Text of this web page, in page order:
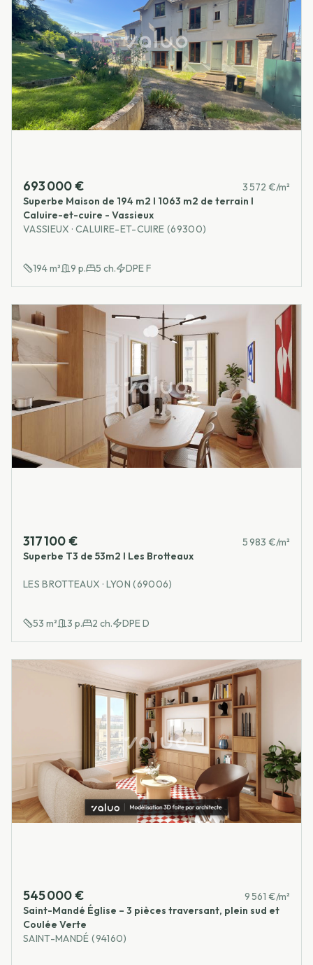
693 000 €
3 572 €/m²
Superbe Maison de 194 m2 I 1063 m2 de terrain I
Caluire-et-cuire - Vassieux
VASSIEUX · CALUIRE-ET-CUIRE (69300)
194m² 9 p. 5 ch. DPEF
317 100 €
5 983 €/m²
Superbe T3 de 53m2 I Les Brotteaux
LES BROTTEAUX · LYON (69006)
53 m² 3 p. 2 ch. DPED
545 000 €
9 561 €/m²
Saint-Mandé Église – 3 pièces traversant, plein sud et
Coulée Verte
SAINT-MANDÉ (94160)